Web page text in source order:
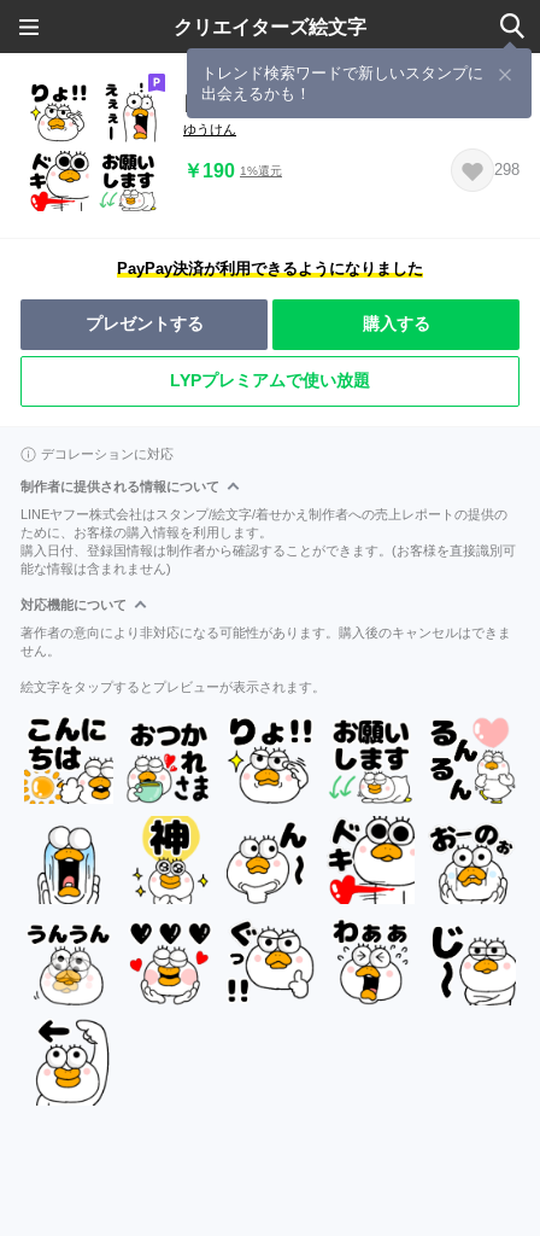
クリエイターズ絵文字
トレンド検索ワードで新しいスタンプに
出会えるかも！
目玉の鳥さん（文字付き）
ゆうけん
￥190 1%還元 298
PayPay決済が利用できるようになりました
プレゼントする 購入する
LYPプレミアムで使い放題
デコレーションに対応
制作者に提供される情報について
LINEヤフー株式会社はスタンプ/絵文字/着せかえ制作者への売上レポートの提供の
ために、お客様の購入情報を利用します。
購入日付、登録国情報は制作者から確認することができます。(お客様を直接識別可
能な情報は含まれません)
対応機能について
著作者の意向により非対応になる可能性があります。購入後のキャンセルはできま
せん。
絵文字をタップするとプレビューが表示されます。